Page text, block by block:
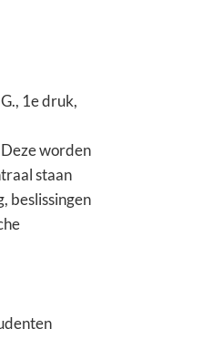
1e druk,
worden
staan
beslissingen